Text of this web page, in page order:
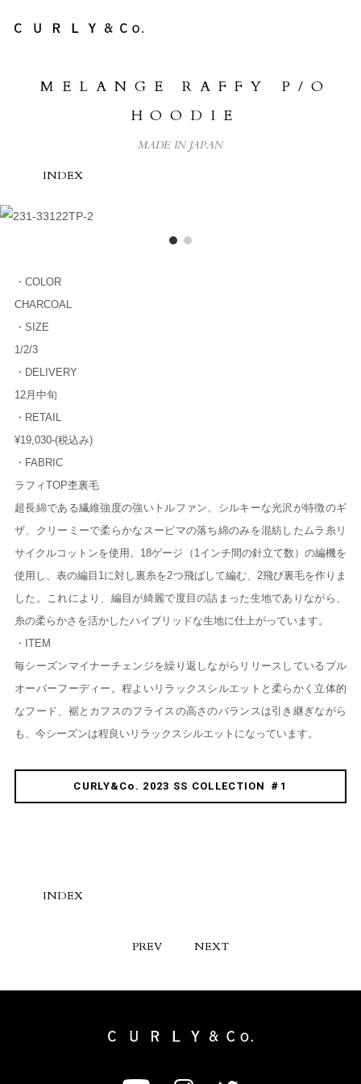
STOCKISTS
MELANGE RAFFY P/O
HOODIE
MADE IN JAPAN
INDEX
・COLOR
CHARCOAL
・SIZE
1/2/3
・DELIVERY
12月中旬
・RETAIL
¥19,030-(税込み)
・FABRIC
ラフィTOP杢裏毛
超長綿である繊維強度の強いトルファン、シルキーな光沢が特徴のギ
ザ、クリーミーで柔らかなスーピマの落ち綿のみを混紡したムラ糸リ
サイクルコットンを使用。18ゲージ（1インチ間の針立て数）の編機を
使用し、表の編目1に対し裏糸を2つ飛ばして編む、2飛び裏毛を作りま
した。これにより、編目が綺麗で度目の詰まった生地でありながら、
糸の柔らかさを活かしたハイブリッドな生地に仕上がっています。
・ITEM
毎シーズンマイナーチェンジを繰り返しながらリリースしているプル
オーバーフーディー。程よいリラックスシルエットと柔らかく立体的
なフード、裾とカフスのフライスの高さのバランスは引き継ぎながら
も、今シーズンは程良いリラックスシルエットになっています。
CURLY&Co. 2023 SS COLLECTION ＃1
INDEX
PREV NEXT